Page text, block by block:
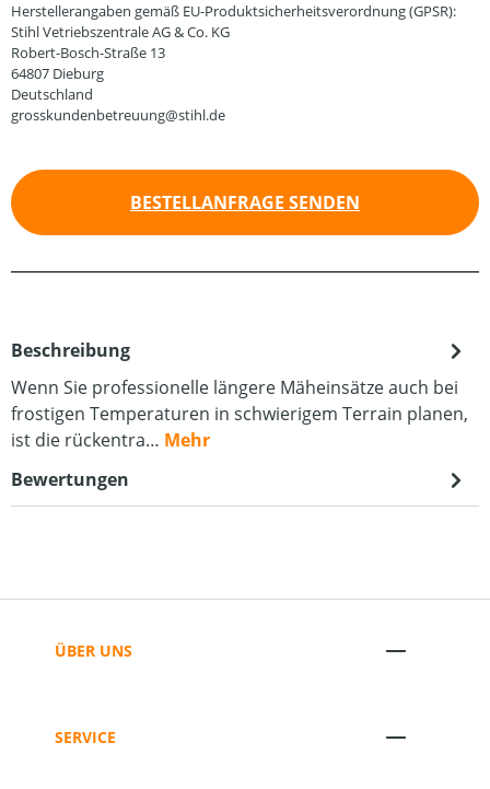
Herstellerangaben gemäß EU-Produktsicherheitsverordnung (GPSR):
Stihl Vetriebszentrale AG & Co. KG
Robert-Bosch-Straße 13
64807 Dieburg
Deutschland
grosskundenbetreuung@stihl.de
BESTELLANFRAGE SENDEN
Beschreibung
Wenn Sie professionelle längere Mäheinsätze auch bei
frostigen Temperaturen in schwierigem Terrain planen,
ist die rückentra… Mehr
Bewertungen
ÜBER UNS
SERVICE